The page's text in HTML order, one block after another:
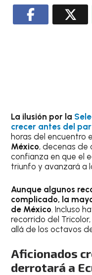
La ilusión por la
crecer antes del
horas del encuentro
México, decenas de
confianza en que el
triunfo y avanzará a
Aunque algunos
complicado, la
de México. Incluso
recorrido del
allá de los octavos
Aficionados
derrotará a